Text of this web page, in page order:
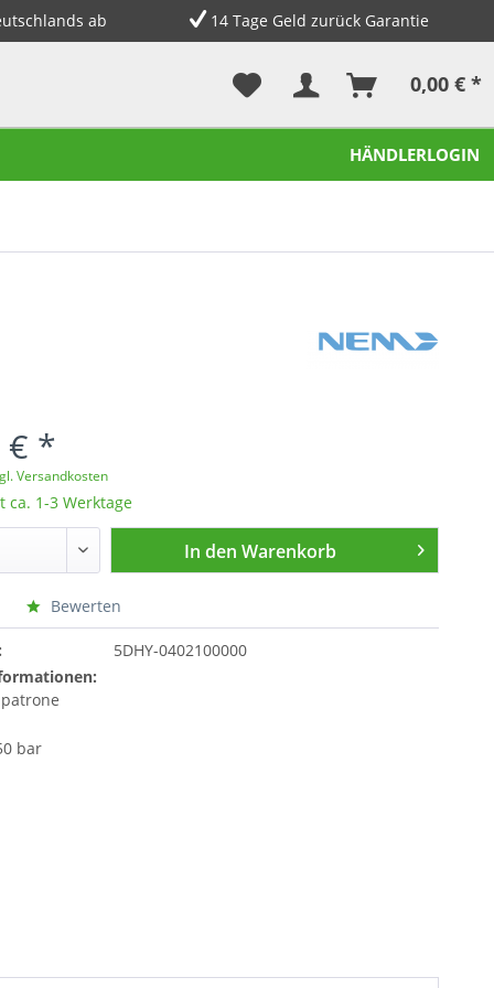
ab 14 Tage Geld zurück Garantie
0,00 € *
HÄNDLERLOGIN
€ *
Versandkosten
ca. 1-3 Werktage
In den Warenkorb
Bewerten
5DHY-0402100000
bar